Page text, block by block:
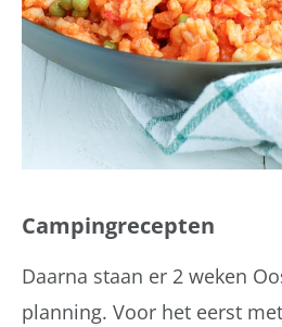
Campingrecepten
Daarna staan er 2 weken
planning. Voor het eerst